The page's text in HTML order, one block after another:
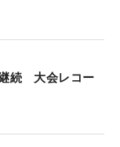
続 大会レコー